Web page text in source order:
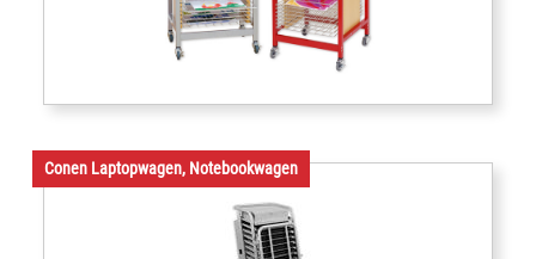
Conen Laptopwagen, Notebookwagen